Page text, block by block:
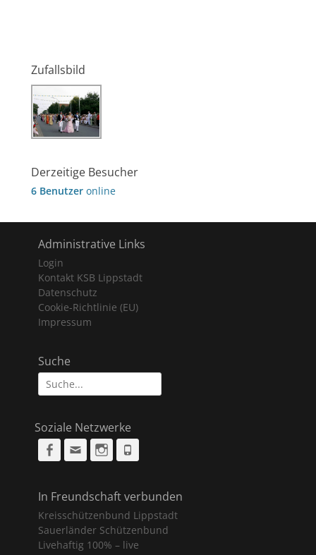
Zufallsbild
Derzeitige Besucher
6 Benutzer online
Administrative Links
Login
Kontakt KSB Lippstadt
Datenschutz
Cookie-Richtlinie (EU)
Impressum
Suche
Suche
nach:
Soziale Netzwerke
Facebook
Email Instagram
In Freundschaft verbunden
Kreisschützenbund Lippstadt
Sauerländer Schützenbund
Livehaftig 100% – live